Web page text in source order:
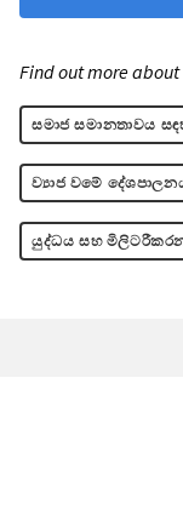
Find out more about
සමාජ සමානතාවය
ව්‍යාජ වමේ
යුද්ධය සහ